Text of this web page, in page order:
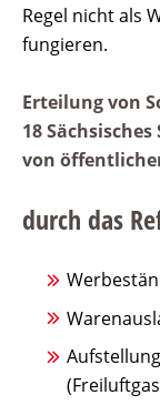
Regel nicht als
fungieren.
Erteilung von
18
von
durch das